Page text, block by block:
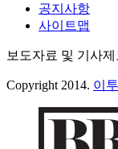
공지사항
사이트맵
보도자료 및 기사제
Copyright 2014. 이